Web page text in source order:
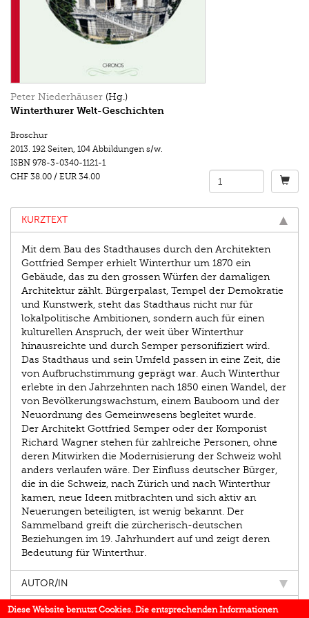
Peter Niederhäuser (Hg.)
Winterthurer Welt-Geschichten
Broschur
2013. 192 Seiten, 104 Abbildungen s/w.
ISBN 978-3-0340-1121-1
CHF 38.00 / EUR 34.00
KURZTEXT
Mit dem Bau des Stadthauses durch den Architekten
Gottfried Semper erhielt Winterthur um 1870 ein
Gebäude, das zu den grossen Würfen der damaligen
Architektur zählt. Bürgerpalast, Tempel der Demokratie
und Kunstwerk, steht das Stadthaus nicht nur für
lokalpolitische Ambitionen, sondern auch für einen
kulturellen Anspruch, der weit über Winterthur
hinausreichte und durch Semper personifiziert wird.
Das Stadthaus und sein Umfeld passen in eine Zeit, die
von Aufbruchstimmung geprägt war. Auch Winterthur
erlebte in den Jahrzehnten nach 1850 einen Wandel, der
von Bevölkerungswachstum, einem Bauboom und der
Neuordnung des Gemeinwesens begleitet wurde.
Der Architekt Gottfried Semper oder der Komponist
Richard Wagner stehen für zahlreiche Personen, ohne
deren Mitwirken die Modernisierung der Schweiz wohl
anders verlaufen wäre. Der Einfluss deutscher Bürger,
die in die Schweiz, nach Zürich und nach Winterthur
kamen, neue Ideen mitbrachten und sich aktiv an
Neuerungen beteiligten, ist wenig bekannt. Der
Sammelband greift die zürcherisch-deutschen
Beziehungen im 19. Jahrhundert auf und zeigt deren
Bedeutung für Winterthur.
AUTOR/IN
EINBLICK
Diese Website benutzt Cookies. Die entsprechenden Informationen